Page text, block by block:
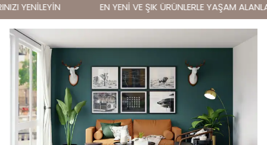
YENİLEYİN EN YENİ VE ŞIK ÜRÜNLERLE YAŞAM